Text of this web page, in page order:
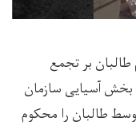
بر تجمع
آسیایی سازمان
طالبان را محکوم